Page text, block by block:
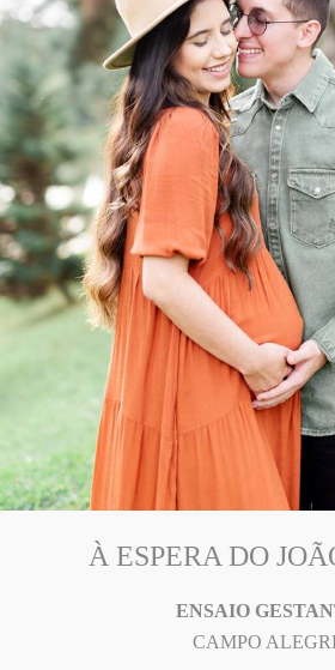
À ESPERA DO
ENSAIO
CAMPO